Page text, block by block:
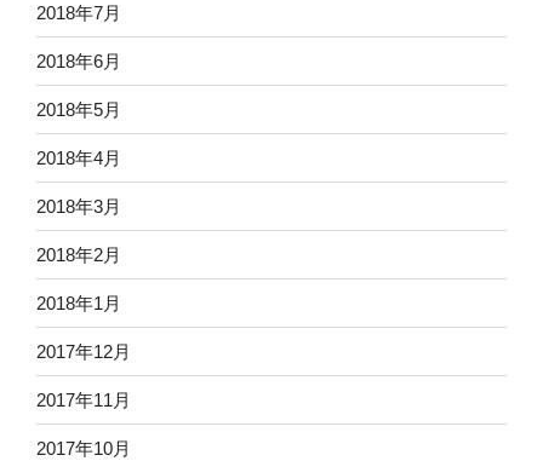
2018年7月
2018年6月
2018年5月
2018年4月
2018年3月
2018年2月
2018年1月
2017年12月
2017年11月
2017年10月